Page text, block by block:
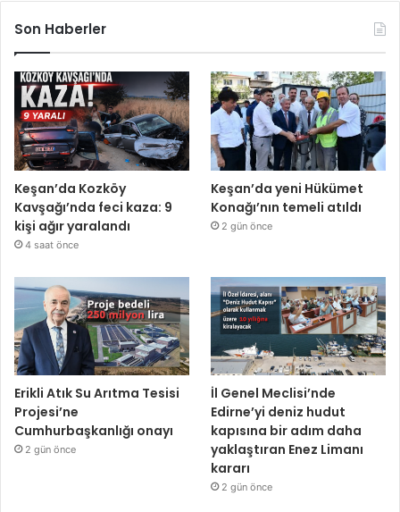
Son Haberler
Keşan’da Kozköy
Kavşağı’nda feci kaza: 9
kişi ağır yaralandı
4 saat önce
Keşan’da yeni Hükümet
Konağı’nın temeli atıldı
2 gün önce
Erikli Atık Su Arıtma Tesisi
Projesi’ne
Cumhurbaşkanlığı onayı
2 gün önce
İl Genel Meclisi’nde
Edirne’yi deniz hudut
kapısına bir adım daha
yaklaştıran Enez Limanı
kararı
2 gün önce